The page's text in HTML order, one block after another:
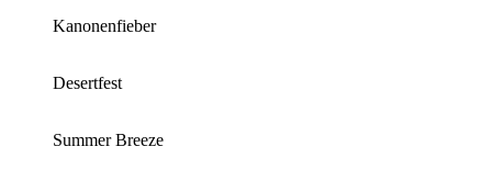
Kanonenfieber
Desertfest
Summer Breeze